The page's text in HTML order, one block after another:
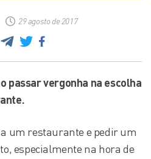
29 agosto de 2017
passar vergonha na escolha
um restaurante e pedir um
especialmente na hora de